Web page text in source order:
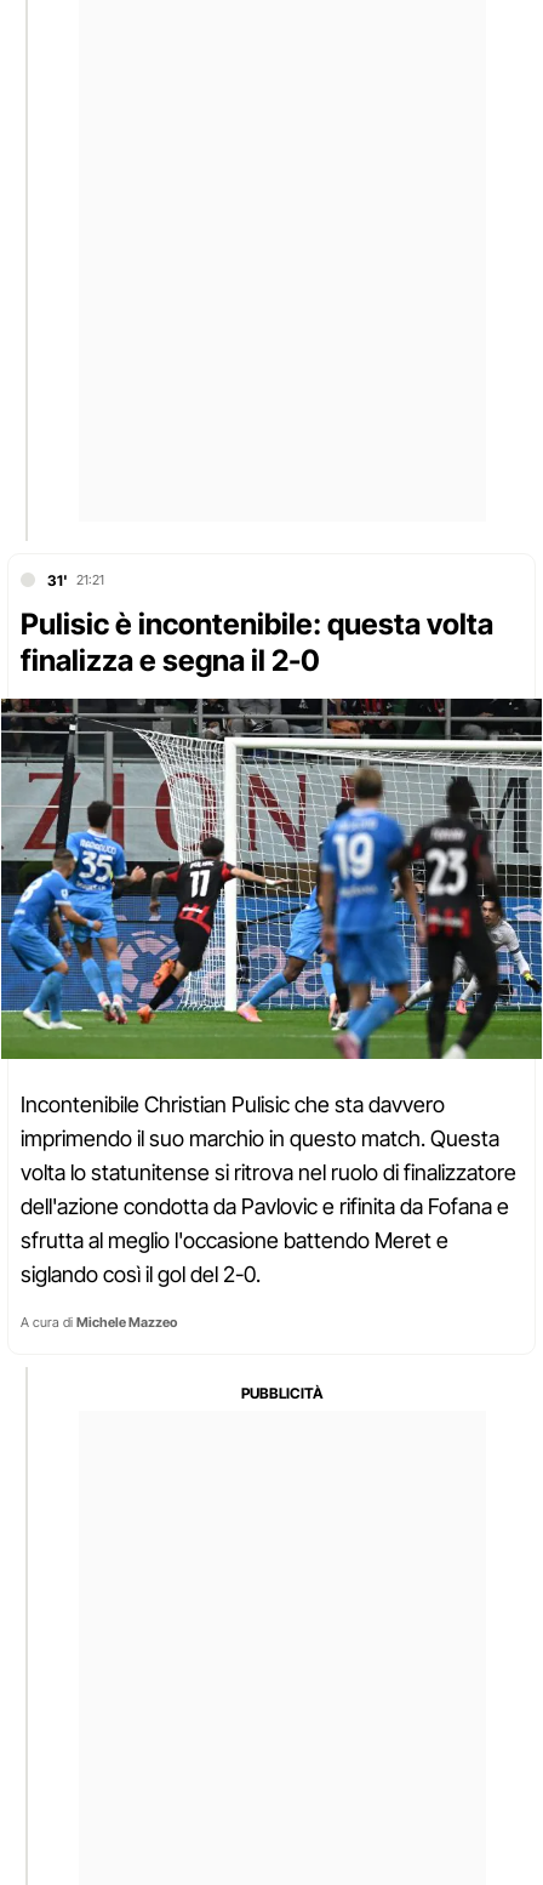
31' 21:21
Pulisic è incontenibile: questa volta
finalizza e segna il 2-0
Incontenibile Christian Pulisic che sta davvero
imprimendo il suo marchio in questo match. Questa
volta lo statunitense si ritrova nel ruolo di finalizzatore
dell'azione condotta da Pavlovic e rifinita da Fofana e
sfrutta al meglio l'occasione battendo Meret e
siglando così il gol del 2-0.
A cura di Michele Mazzeo